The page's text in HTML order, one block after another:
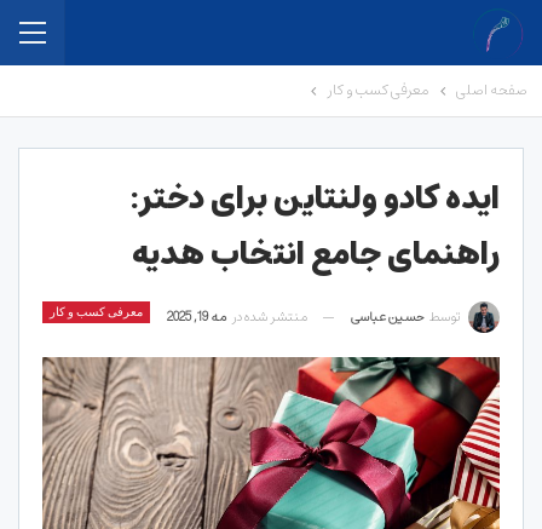
صفحه اصلی معرفی کسب و کار
ایده کادو ولنتاین برای دختر:
راهنمای جامع انتخاب هدیه
معرفی کسب و کار توسط حسین عباسی منتشر شده در مه 19, 2025